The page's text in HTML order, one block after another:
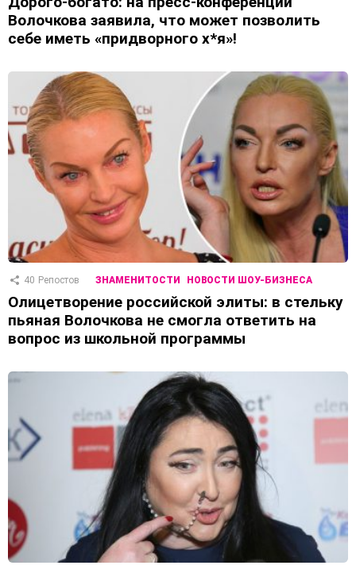
Волочкова заявила, что может позволить
себе иметь «придворного х*я»!
40 Репостов ЗНАМЕНИТОСТИ НОВОСТИ ШОУ-БИЗНЕСА
Олицетворение российской элиты: в стельку
пьяная Волочкова не смогла ответить на
вопрос из школьной программы